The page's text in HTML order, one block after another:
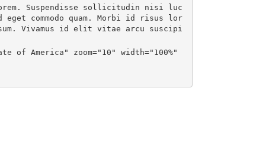
Suspendisse sollicitudin nisi luc
eget commodo quam. Morbi id risus lor
Vivamus id elit vitae arcu suscipi
America" zoom="10" width="100%"